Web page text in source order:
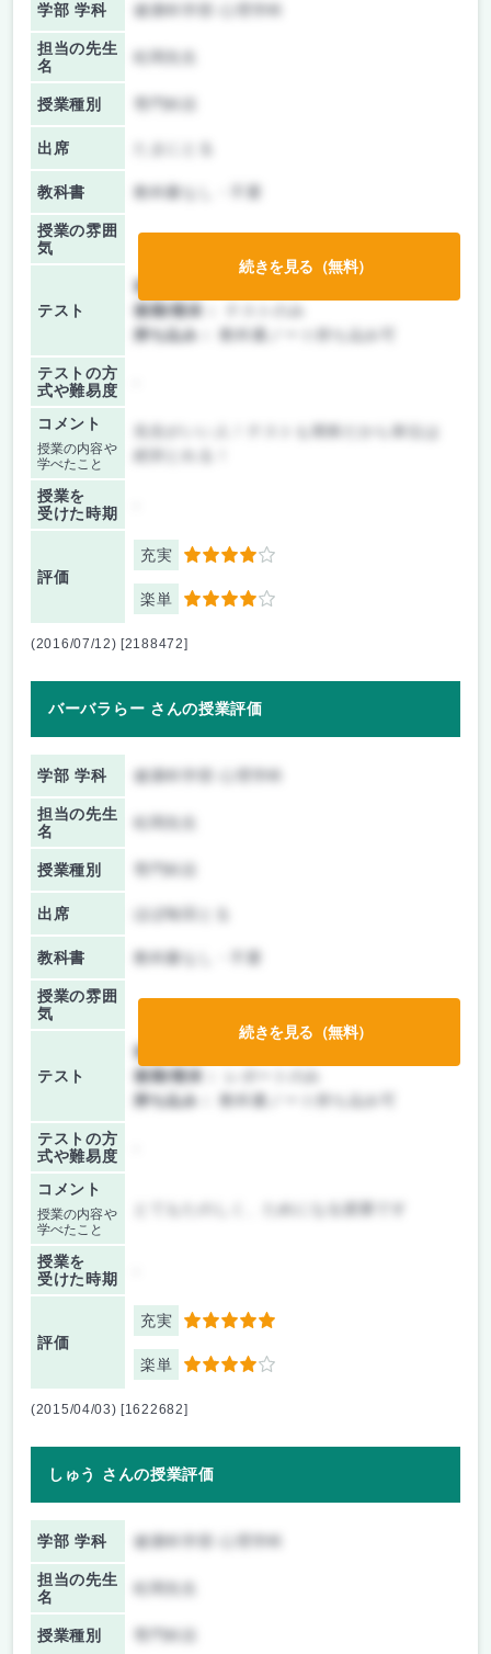
学部 学科 健康科学部 心理学科
担当の先生
名
授業種別
出席
教科書 教科書なし・不要
授業の雰囲
気
テスト
前期/中間：
後期/期末：
持ち込み：
教科書ノート持ち込み可
テストの方
式や難易度
コメント
授業の内容や
学べたこと
授業を
受けた時期
評価
充実 4
楽単 4
続きを見る（無料）
(2016/07/12) [2188472]
バーバラらー さんの授業評価
学部 学科 健康科学部 心理学科
担当の先生
名
授業種別
出席 ほぼ毎回とる
教科書 教科書なし・不要
授業の雰囲
気
テスト
前期/中間：
後期/期末：
持ち込み：
教科書ノート持ち込み可
テストの方
式や難易度
コメント
授業の内容や
学べたこと
授業を
受けた時期
評価
充実 5
楽単 4
続きを見る（無料）
(2015/04/03) [1622682]
しゅう さんの授業評価
学部 学科 健康科学部 心理学科
担当の先生
名
授業種別